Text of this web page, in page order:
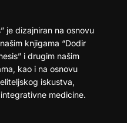
je dizajniran na osnovu
knjigama “Dodir
i drugim našim
kao i na osnovu
iskustva,
medicine.